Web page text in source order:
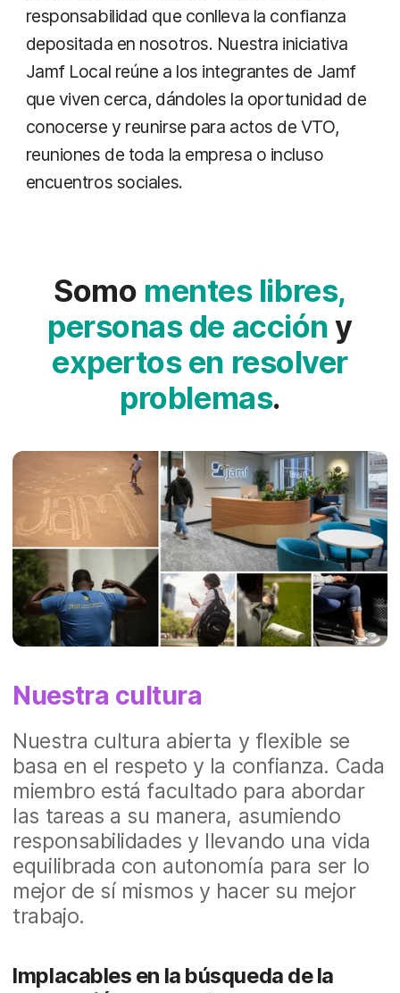
responsabilidad que conlleva la confianza
depositada en nosotros. Nuestra iniciativa
Jamf Local reúne a los integrantes de Jamf
que viven cerca, dándoles la oportunidad de
conocerse y reunirse para actos de VTO,
reuniones de toda la empresa o incluso
encuentros sociales.
Somo mentes libres,
personas de accióny
expertos en resolver
problemas.
Nuestra cultura
Nuestra cultura abierta y flexible se
basa en el respeto y la confianza. Cada
miembro está facultado para abordar
las tareas a su manera, asumiendo
responsabilidades y llevando una vida
equilibrada con autonomía para ser lo
mejor de sí mismos y hacer su mejor
trabajo.
Implacables en la búsqueda de la